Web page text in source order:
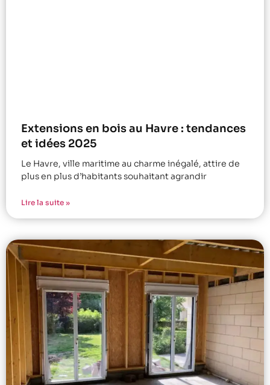
Extensions en bois au Havre : tendances
et idées 2025
Le Havre, ville maritime au charme inégalé, attire de
plus en plus d’habitants souhaitant agrandir
Lire la suite »